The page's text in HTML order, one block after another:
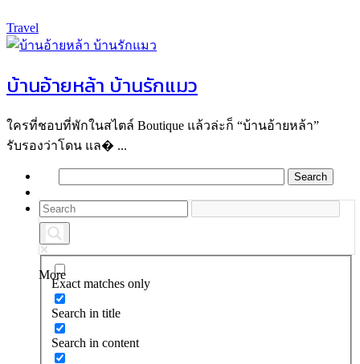
Travel
บ้านอ้ายหล้า บ้านรักแมว
ใครที่ชอบที่พักในสไตล์ Boutique แล้วล่ะก็ “บ้านอ้ายหล้า”
รับรองว่าโดน แล� ...
More
Exact matches only
Search in title
Search in content